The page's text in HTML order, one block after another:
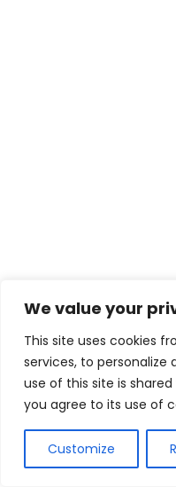
We value your
This site uses cookies
services, to personalize
use of this site is shared
you agree to its use of
Customize